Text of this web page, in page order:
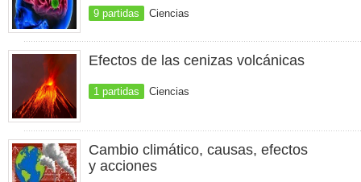
9 partidas Ciencias
Efectos de las cenizas volcánicas
1 partidas Ciencias
Cambio climático, causas, efectos
y acciones